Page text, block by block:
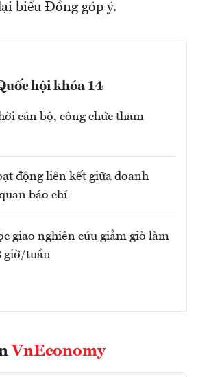
biểu Đồng góp ý.
hội khóa 14
cán bộ, công chức tham
động liên kết giữa doanh
báo chí
giao nghiên cứu giảm giờ làm
giờ/tuần
VnEconomy